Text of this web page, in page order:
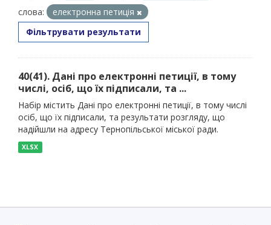
слова:
електронна петиція
Фільтрувати результати
40(41). Дані про електронні петиції, в тому
числі, осіб, що їх підписали, та ...
Набір містить Дані про електронні петиції, в тому числі
осіб, що їх підписали, та результати розгляду, що
надійшли на адресу Тернопільської міської ради.
XLSX